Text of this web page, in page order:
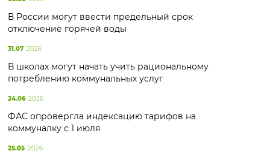
В России могут ввести предельный срок
отключение горячей воды
31.07 2026
В школах могут начать учить рациональному
потреблению коммунальных услуг
24.06 2026
ФАС опровергла индексацию тарифов на
коммуналку с 1 июля
25.05 2026